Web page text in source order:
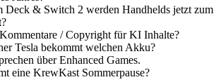
Deck & Switch 2 werden Handhelds jetzt zum
/ Copyright für KI Inhalte?
Tesla bekommt welchen Akku?
über Enhanced Games.
eine KrewKast Sommerpause?